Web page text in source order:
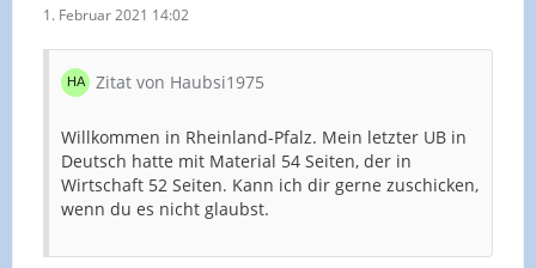
Vorgegebene darstellen kann.
Du setzt selbst die Unterrichtseinheit und wählst
selbst die Methode.
Das Seminar, als Ausbildungsstelle, gibt dir vor,
dass du eine Methode wählen sollst, die einen
höheren Anteil gesprochener Sprache mit sich
1. Februar 2021 14:02
Zitat von Haubsi1975
Willkommen in Rheinland-Pfalz. Mein letzter UB in
Deutsch hatte mit Material 54 Seiten, der in
Wirtschaft 52 Seiten. Kann ich dir gerne zuschicken,
wenn du es nicht glaubst.